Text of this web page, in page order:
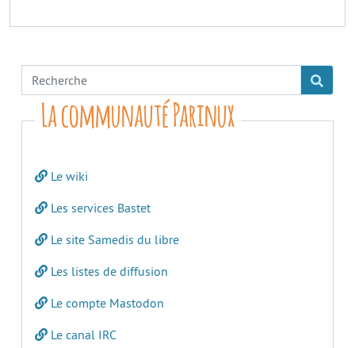
La communauté Parinux
Le wiki
Les services Bastet
Le site Samedis du libre
Les listes de diffusion
Le compte Mastodon
Le canal IRC